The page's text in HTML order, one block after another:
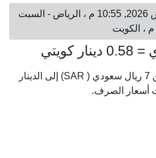
تحديث: السبت 08 أغسطس 2026, 10:55 م ، الرياض - السبت
يتم عرض أسعار الصرف من 7 ريال سعودي ( SAR) إلى الدينار